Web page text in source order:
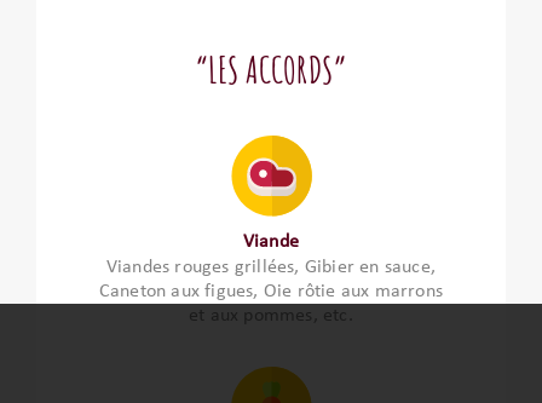
“LES ACCORDS”
Viande
Viandes rouges grillées, Gibier en sauce,
Caneton aux figues, Oie rôtie aux marrons
et aux pommes, etc.